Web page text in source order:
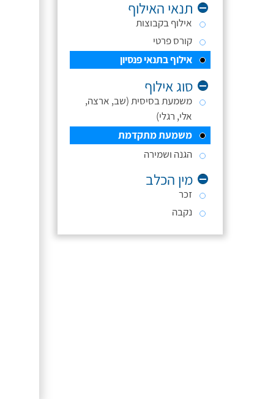
תנאי האילוף
אילוף בקבוצות
קורס פרטי
אילוף בתנאי פנסיון
סוג אילוף
משמעת בסיסית (שב, ארצה,
אלי, רגלי)
משמעת מתקדמת
הגנה ושמירה
מין הכלב
זכר
נקבה